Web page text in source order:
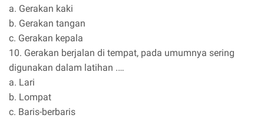
a. Gerakan kaki
b. Gerakan tangan
c. Gerakan kepala
10. Gerakan berjalan di tempat, pada umumnya sering
digunakan dalam latihan .…
a. Lari
b. Lompat
c. Baris-berbaris